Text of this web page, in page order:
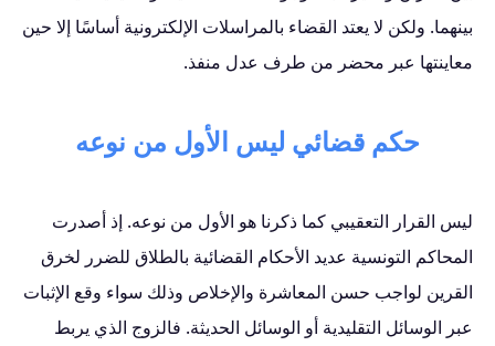
بينهما. ولكن لا يعتد القضاء بالمراسلات الإلكترونية أساسًا إلا حين
معاينتها عبر محضر من طرف عدل منفذ.
حكم قضائي ليس الأول من نوعه
ليس القرار التعقيبي كما ذكرنا هو الأول من نوعه. إذ أصدرت
المحاكم التونسية عديد الأحكام القضائية بالطلاق للضرر لخرق
القرين لواجب حسن المعاشرة والإخلاص وذلك سواء وقع الإثبات
عبر الوسائل التقليدية أو الوسائل الحديثة. فالزوج الذي يربط